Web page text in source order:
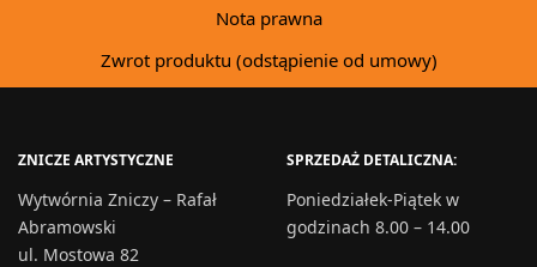
Nota prawna
Zwrot produktu (odstąpienie od umowy)
ZNICZE ARTYSTYCZNE
Wytwórnia Zniczy – Rafał
Abramowski
ul. Mostowa 82
SPRZEDAŻ DETALICZNA:
Poniedziałek-Piątek w
godzinach 8.00 – 14.00